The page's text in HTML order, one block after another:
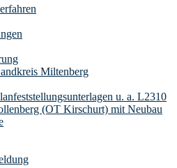
Miltenberg
u. a. L2310
(OT Kirschurt) mit Neubau